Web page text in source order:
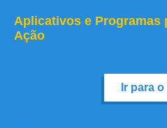
Aplicativos e Programas
Ação
Ir para